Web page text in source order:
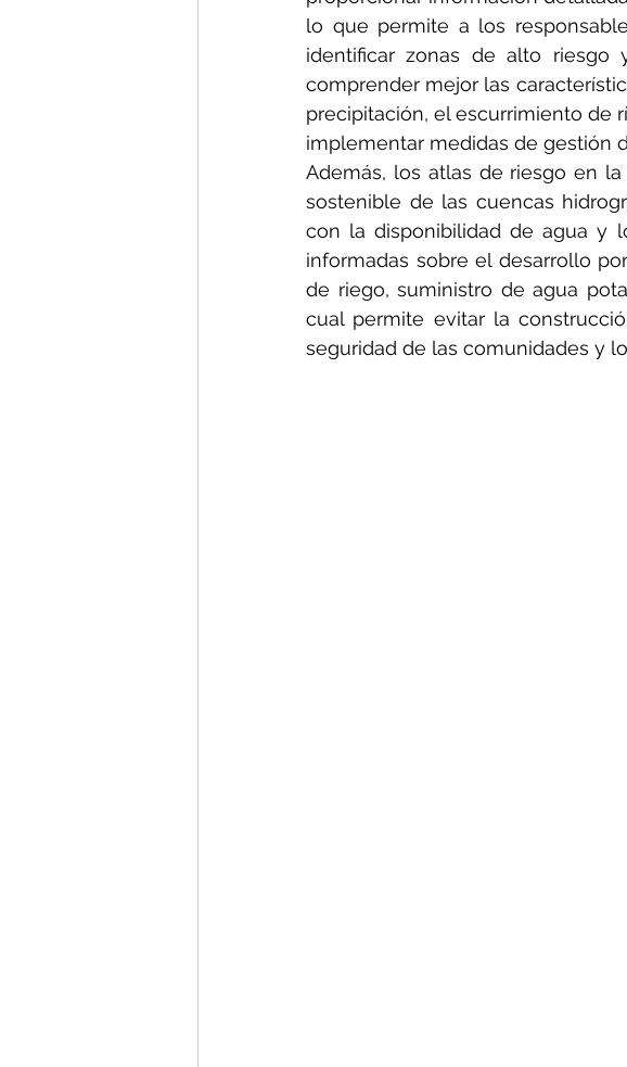
lo que permite a los
identificar zonas de alto riesgo
comprender mejor las
precipitación, el escurrimiento de
implementar medidas de gestión
Además, los atlas de riesgo en
sostenible de las cuencas
con la disponibilidad de agua y
informadas sobre el desarrollo
de riego, suministro de agua
cual permite evitar la
seguridad de las comunidades y